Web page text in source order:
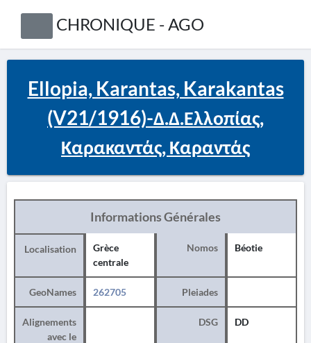
CHRONIQUE - AGO
Ellopia, Karantas, Karakantas
(V21/1916)-Δ.Δ.Ελλοπίας,
Καρακαντάς, Καραντάς
Informations Générales
Localisation
Grèce
centrale
Nomos Béotie
GeoNames 262705 Pleiades
Alignements
avec le
DSG DD